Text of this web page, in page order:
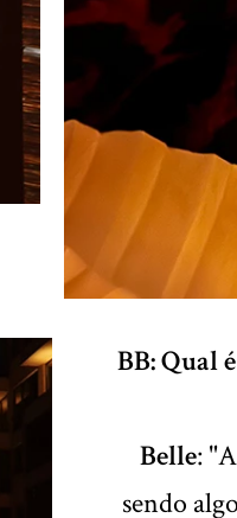
BB: Qual
Belle:
sendo